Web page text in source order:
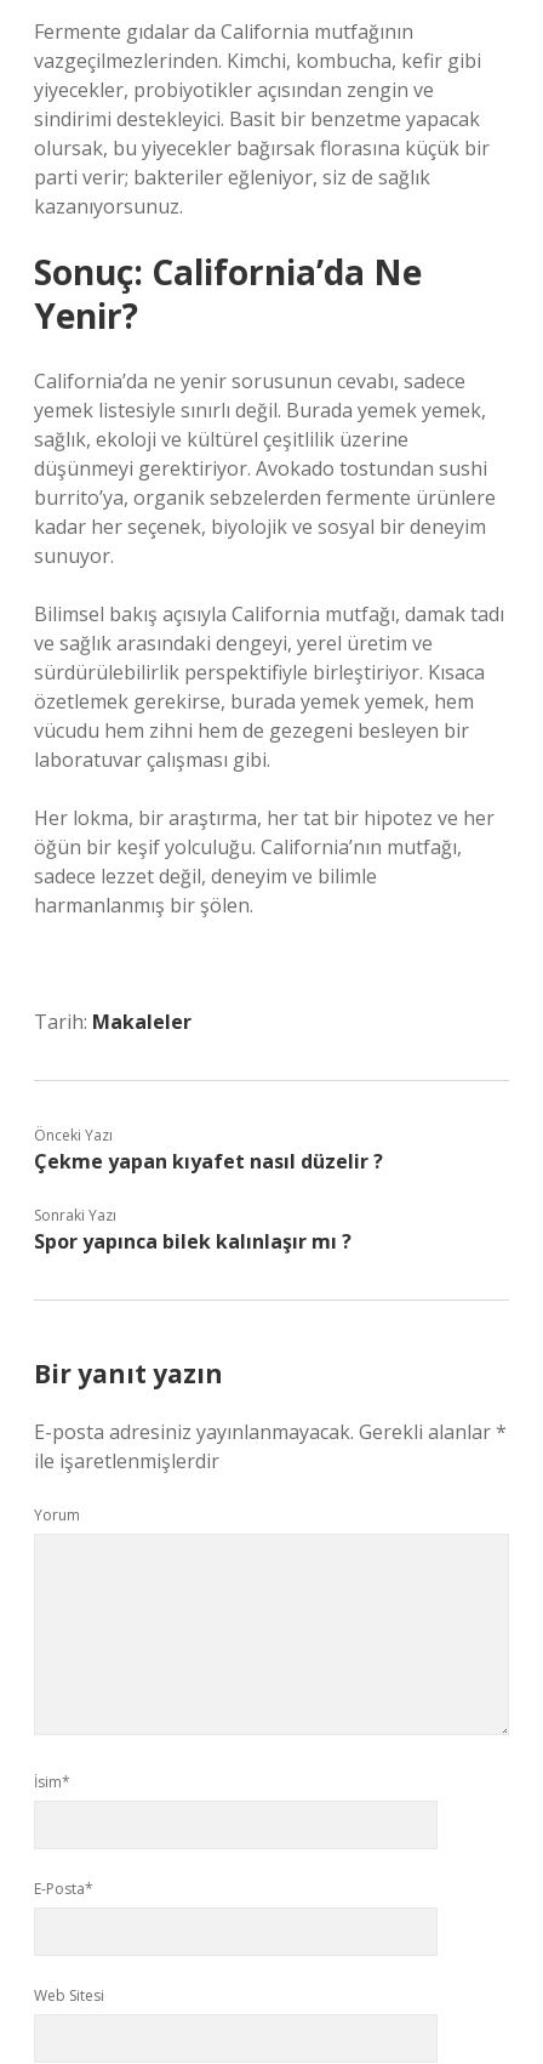
Fermente gıdalar da California mutfağının
vazgeçilmezlerinden. Kimchi, kombucha, kefir gibi
yiyecekler, probiyotikler açısından zengin ve
sindirimi destekleyici. Basit bir benzetme yapacak
olursak, bu yiyecekler bağırsak florasına küçük bir
parti verir; bakteriler eğleniyor, siz de sağlık
kazanıyorsunuz.
Sonuç: California’da Ne
Yenir?
California’da ne yenir sorusunun cevabı, sadece
yemek listesiyle sınırlı değil. Burada yemek yemek,
sağlık, ekoloji ve kültürel çeşitlilik üzerine
düşünmeyi gerektiriyor. Avokado tostundan sushi
burrito’ya, organik sebzelerden fermente ürünlere
kadar her seçenek, biyolojik ve sosyal bir deneyim
sunuyor.
Bilimsel bakış açısıyla California mutfağı, damak tadı
ve sağlık arasındaki dengeyi, yerel üretim ve
sürdürülebilirlik perspektifiyle birleştiriyor. Kısaca
özetlemek gerekirse, burada yemek yemek, hem
vücudu hem zihni hem de gezegeni besleyen bir
laboratuvar çalışması gibi.
Her lokma, bir araştırma, her tat bir hipotez ve her
öğün bir keşif yolculuğu. California’nın mutfağı,
sadece lezzet değil, deneyim ve bilimle
harmanlanmış bir şölen.
Tarih: Makaleler
Önceki Yazı
Çekme yapan kıyafet nasıl düzelir ?
Sonraki Yazı
Spor yapınca bilek kalınlaşır mı ?
Bir yanıt yazın
E-posta adresiniz yayınlanmayacak. Gerekli alanlar*
ile işaretlenmişlerdir
Yorum
İsim*
E-Posta*
Web Sitesi